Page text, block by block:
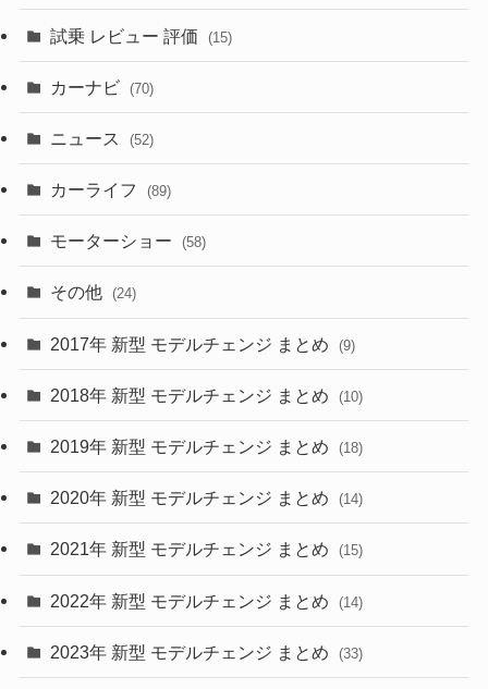
(253)
(50)
(43)
(6)
(9)
(30)
(27)
(58)
(28)
(27)
(26)
(10)
(35)
(10)
(9)
(22)
(3)
(1)
(5)
(7)
試乗 レビュー 評価 (15)
カーナビ (70)
ニュース (52)
カーライフ (89)
モーターショー (58)
その他 (24)
2017年 新型 モデルチェンジ まとめ (9)
2018年 新型 モデルチェンジ まとめ (10)
2019年 新型 モデルチェンジ まとめ (18)
2020年 新型 モデルチェンジ まとめ (14)
2021年 新型 モデルチェンジ まとめ (15)
2022年 新型 モデルチェンジ まとめ (14)
2023年 新型 モデルチェンジ まとめ (33)